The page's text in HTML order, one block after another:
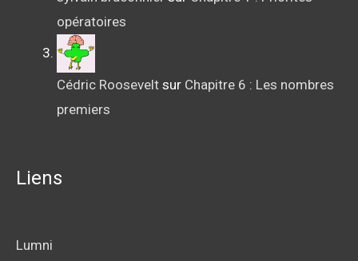
opératoires
Cédric Roosevelt sur Chapitre 6 : Les nombres
premiers
Liens
Lumni